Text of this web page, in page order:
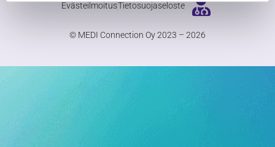
EvästeilmoitusTietosuojaseloste
© MEDI Connection Oy 2023 – 2026